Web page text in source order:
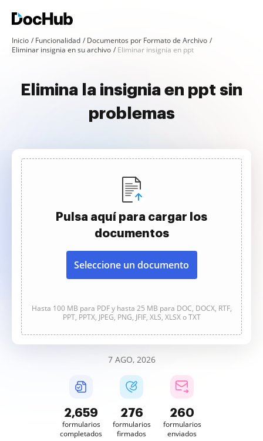
Inicio Funcionalidad
Documentos por Formato de Archivo
Eliminar insignia en su archivo
Eliminar insignia en ppt
Elimina la insignia en ppt sin
problemas
Pulsa aquí para cargar los
documentos
Seleccione un documento
Hasta 100 MB para PDF y hasta 25 MB para DOC, DOCX, RTF,
PPT, PPTX, JPEG, PNG, JFIF, XLS, XLSX o TXT
7 AGO, 2026
2,659
formularios
completados
276
formularios
firmados
260
formularios
enviados